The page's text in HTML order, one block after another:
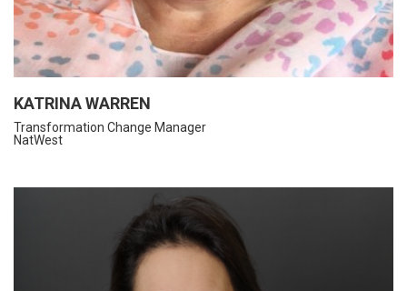
KATRINA WARREN
Transformation Change Manager
NatWest